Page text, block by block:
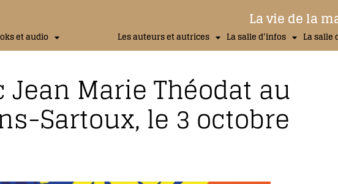
et audio
La vie de la
Les auteurs et autrices La salle d’infos La salle
Marie Théodat au
Sartoux, le 3 octobre